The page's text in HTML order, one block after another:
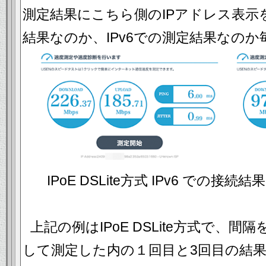
測定結果にこちら側のIPアドレス表示
結果なのか、IPv6での測定結果なのか
IPoE DSLite方式 IPv6 での接続結
上記の例はIPoE DSLite方式で、間隔
して測定した内の１回目と3回目の結